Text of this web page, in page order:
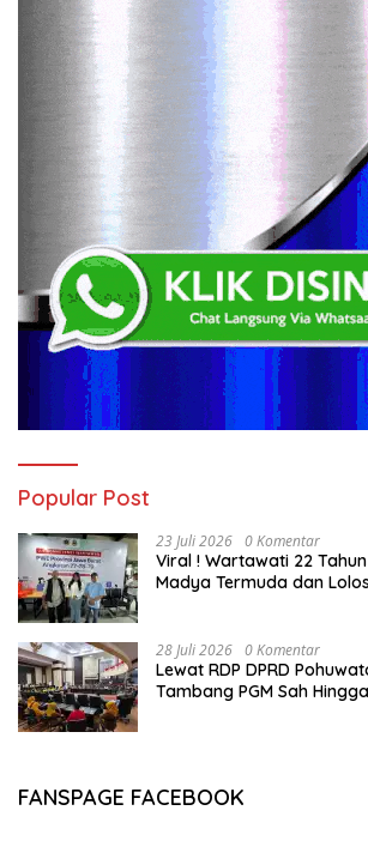
Popular Post
23 Juli 2026 0 Komentar
Viral ! Wartawati 22
Madya Termuda dan
28 Juli 2026 0 Komentar
Lewat RDP DPRD
Tambang PGM Sah
FANSPAGE FACEBOOK